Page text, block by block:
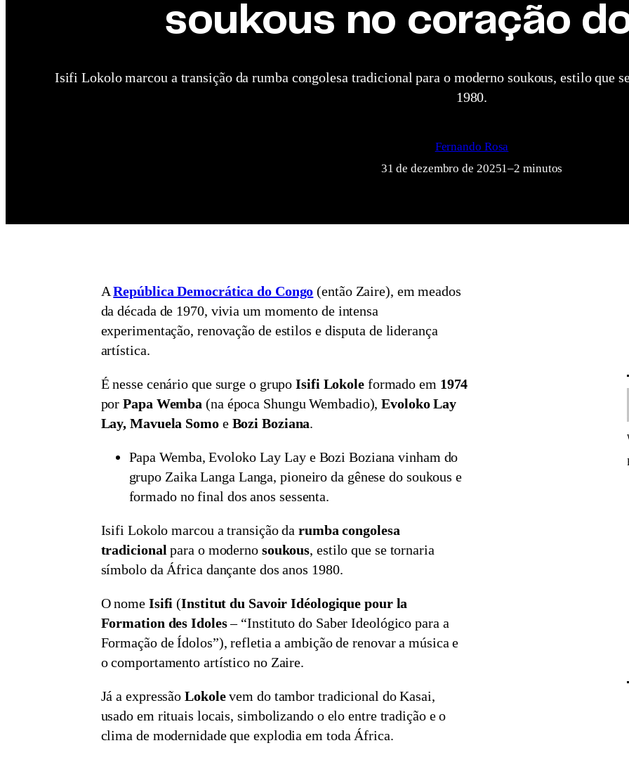
soukous no coração
Isifi Lokolo marcou a transição da rumba congolesa tradicional para o moderno soukous, estilo que
1980.
Fernando Rosa
31 de dezembro de 20251–2 minutos
ARepública Democrática do Congo (então Zaire), em meados
da década de 1970, vivia um momento de intensa
experimentação, renovação de estilos e disputa de liderança
artística.
É nesse cenário que surge o grupoIsifi Lokoleformado em 1974
porPapa Wemba (na época Shungu Wembadio),Evoloko Lay
Lay, Mavuela Somoe Bozi Boziana.
Papa Wemba, Evoloko Lay Lay e Bozi Boziana vinham do
grupo Zaika Langa Langa, pioneiro da gênese do soukous e
formado no final dos anos sessenta.
Isifi Lokolo marcou a transição darumba congolesa
tradicional para o moderno soukous, estilo que se tornaria
símbolo da África dançante dos anos 1980.
O nome Isifi(Institut du Savoir Idéologique pour la
Formation des Idoles– “Instituto do Saber Ideológico para a
Formação de Ídolos”), refletia a ambição de renovar a música e
o comportamento artístico no Zaire.
Já a expressãoLokolevem do tambor tradicional do Kasai,
usado em rituais locais, simbolizando o elo entre tradição e o
clima de modernidade que explodia em toda África.